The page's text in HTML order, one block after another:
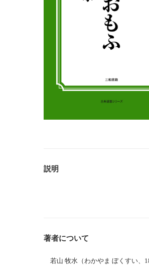
説明
著者について
若山 牧水（わかやま ぼくすい、